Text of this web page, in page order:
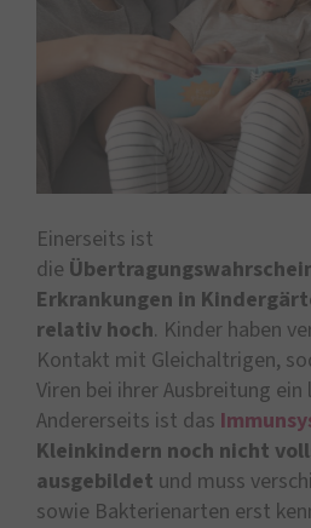
Einerseits ist
die
Erkrankungen in
relativ hoch. Kinder haben
Kontakt mit Gleichaltrigen,
Viren bei ihrer Ausbreitung ein
Andererseits ist das
Kleinkindern noch nicht
ausgebildet und muss
sowie Bakterienarten erst